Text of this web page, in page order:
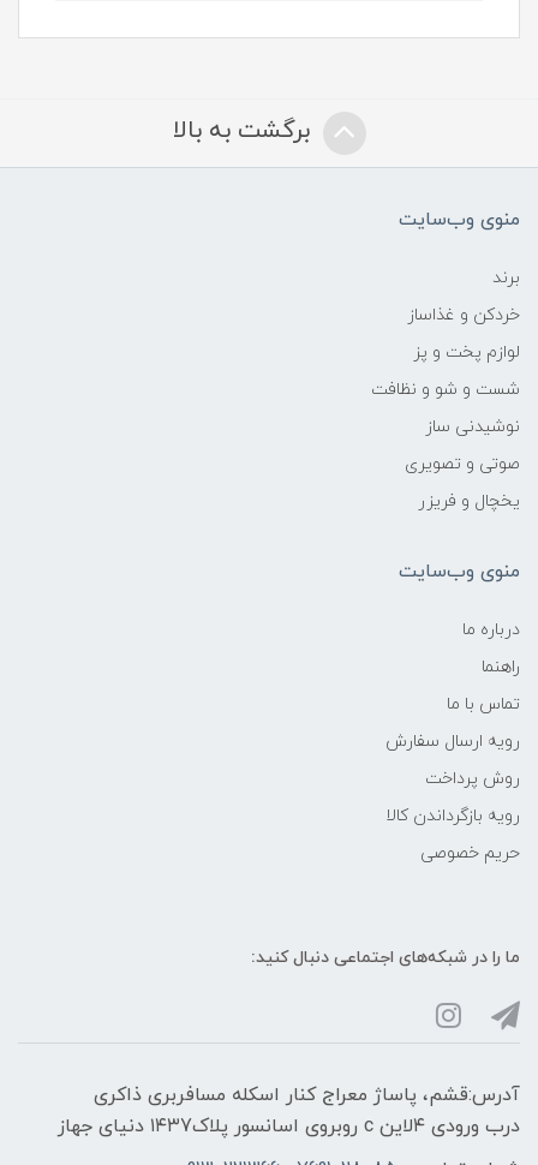
برگشت به بالا
منوی وب‌سایت
برند
خردکن و غذاساز
لوازم پخت و پز
شست و شو و نظافت
نوشیدنی ساز
صوتی و تصویری
یخچال و فریزر
منوی وب‌سایت
درباره ما
راهنما
تماس با ما
رویه ارسال سفارش
روش پرداخت
رویه‌ بازگرداندن کالا
حریم خصوصی
ما را در شبکه‌های اجتماعی دنبال کنید:
آدرس:قشم، پاساژ معراج کنار اسکله مسافربری ذاکری
درب ورودی ۴لاین c روبروی اسانسور پلاک۱۴۳7 دنیای جهاز